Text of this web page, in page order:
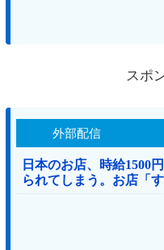
スポ
外部配信
日本のお店、時給1500
られてしまう。お店「